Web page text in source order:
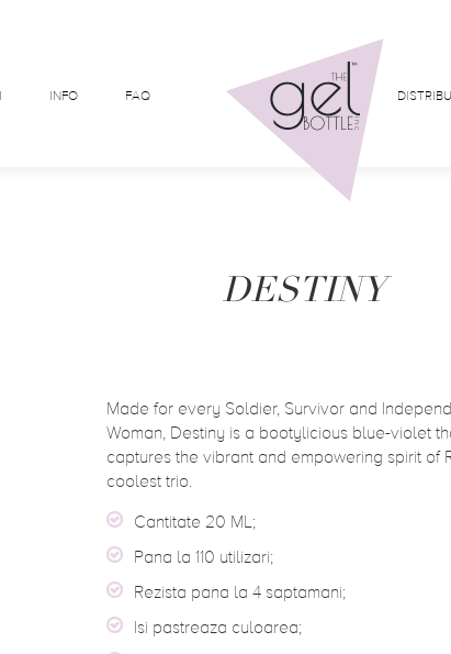
INFO FAQ
DESTINY
Made for every Soldier, Survivor and
Woman, Destiny is a bootylicious blue-violet
captures the vibrant and empowering spirit of
coolest trio.
Cantitate 20 ML;
Pana la 110 utilizari;
Rezista pana la 4 saptamani;
Isi pastreaza culoarea;